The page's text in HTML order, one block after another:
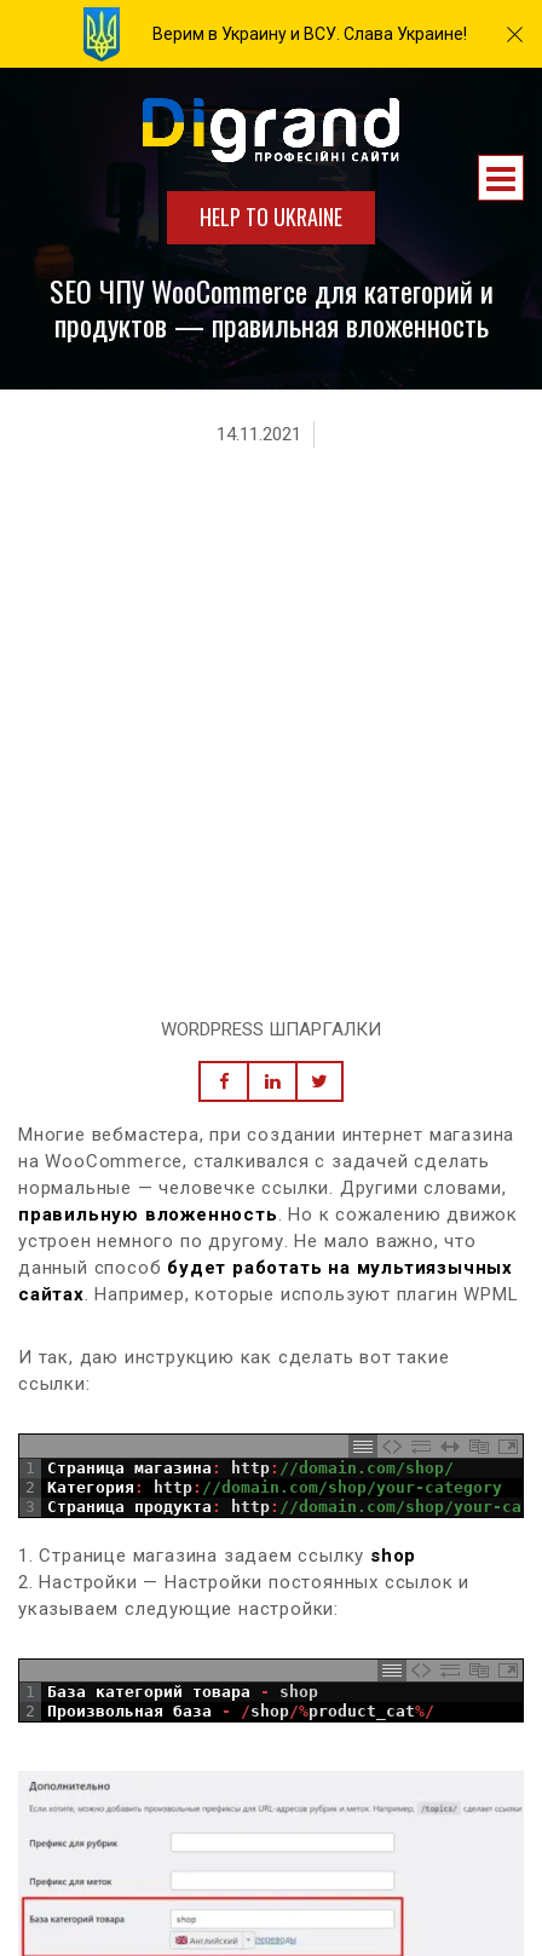
Верим в Украину и ВСУ. Слава Украине!
HELP TO UKRAINE
SEO ЧПУ WooCommerce для категорий и
продуктов — правильная вложенность
14.11.2021
WORDPRESS ШПАРГАЛКИ
Многие вебмастера, при создании интернет магазина
на WooCommerce, сталкивался с задачей сделать
нормальные — человечке ссылки. Другими словами,
правильную вложенность. Но к сожалению движок
устроен немного по другому. Не мало важно, что
данный способ будет работать на мультиязычных
сайтах. Например, которые используют плагин WPML
И так, даю инструкцию как сделать вот такие
ссылки:
1
2
3
Страница магазина : http: //domain.com/shop/
Категория : http: //domain.com/shop/your-category
Страница
продукта : http: //domain.com/shop/your-
1. Странице магазина задаем ссылку shop
2. Настройки — Настройки постоянных ссылок и
указываем следующие настройки:
1
2
База категорий товара -
shop
Произвольная база - /shop/%product_cat%/